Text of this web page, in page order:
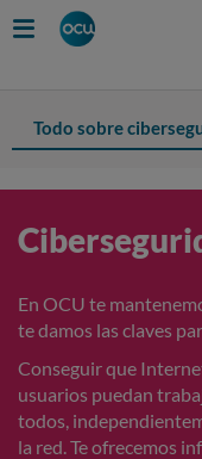
Todo sobre
En OCU te
te damos las claves
Conseguir que
usuarios puedan
todos,
la red. Te ofrecemos